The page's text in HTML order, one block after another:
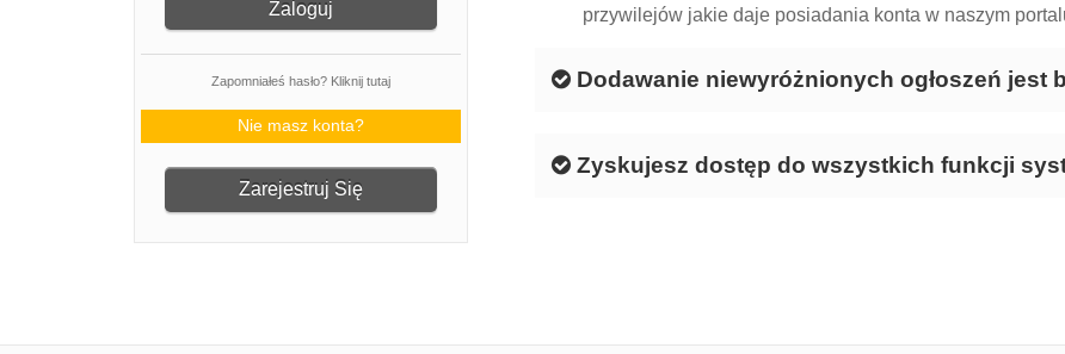
Zapomniałeś hasło? Kliknij tutaj
Nie masz konta?
Zarejestruj Się
przywilejów jakie daje posiadania konta w naszym
Dodawanie niewyróżnionych ogłoszeń jest
Zyskujesz dostęp do wszystkich funkcji